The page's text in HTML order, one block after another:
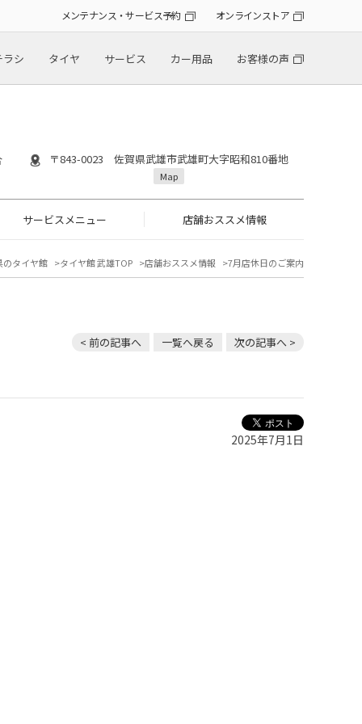
メンテナンス・サービス予約 オンラインストア
シ タイヤ サービス カー用品 お客様の声
〒843-0023 佐賀県武雄市武雄町大字昭和810番地
Map
サービスメニュー 店舗おススメ情報
のタイヤ館 タイヤ館 武雄TOP 店舗おススメ情報 7月店休日のご案内
< 前の記事へ 一覧へ戻る 次の記事へ >
2025年7月1日